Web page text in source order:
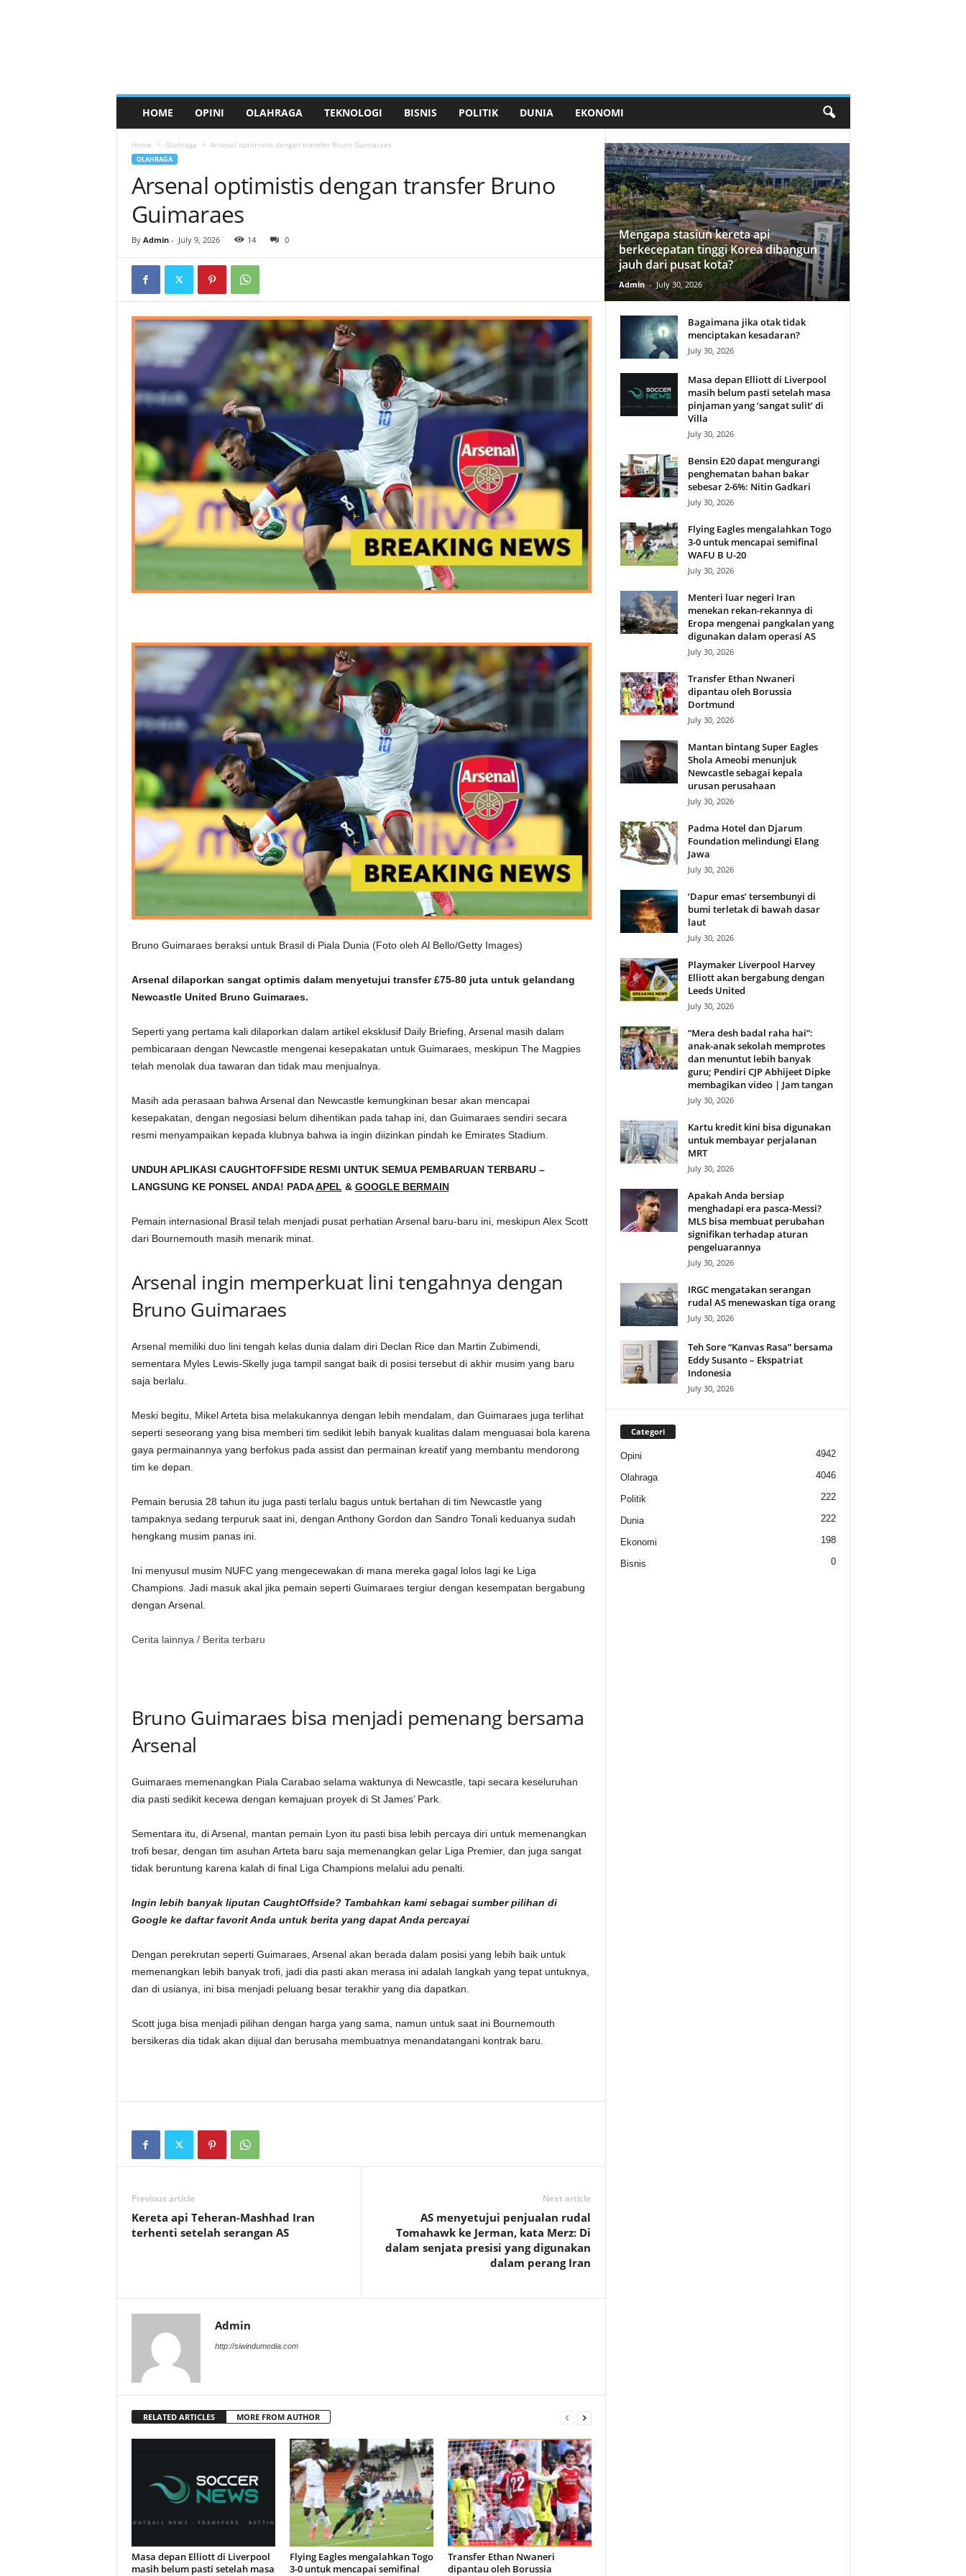
HOME OPINI OLAHRAGA TEKNOLOGI BISNIS POLITIK DUNIA EKONOMI
Home Olahraga Arsenal optimistis dengan transfer Bruno Guimaraes
OLAHRAGA
Arsenal optimistis dengan transfer Bruno
Guimaraes
By Admin- July 9, 2026 14 0
Bruno Guimaraes beraksi untuk Brasil di Piala Dunia (Foto oleh Al Bello/Getty Images)
Arsenal dilaporkan sangat optimis dalam menyetujui transfer £75-80 juta untuk gelandang
Newcastle United Bruno Guimaraes.
Seperti yang pertama kali dilaporkan dalam artikel eksklusif Daily Briefing, Arsenal masih dalam
pembicaraan dengan Newcastle mengenai kesepakatan untuk Guimaraes, meskipun The Magpies
telah menolak dua tawaran dan tidak mau menjualnya.
Masih ada perasaan bahwa Arsenal dan Newcastle kemungkinan besar akan mencapai
kesepakatan, dengan negosiasi belum dihentikan pada tahap ini, dan Guimaraes sendiri secara
resmi menyampaikan kepada klubnya bahwa ia ingin diizinkan pindah ke Emirates Stadium.
UNDUH APLIKASI CAUGHTOFFSIDE RESMI UNTUK SEMUA PEMBARUAN TERBARU –
LANGSUNG KE PONSEL ANDA! PADAAPEL& GOOGLE BERMAIN
Pemain internasional Brasil telah menjadi pusat perhatian Arsenal baru-baru ini, meskipun Alex Scott
dari Bournemouth masih menarik minat.
Arsenal ingin memperkuat lini tengahnya dengan
Bruno Guimaraes
Arsenal memiliki duo lini tengah kelas dunia dalam diri Declan Rice dan Martin Zubimendi,
sementara Myles Lewis-Skelly juga tampil sangat baik di posisi tersebut di akhir musim yang baru
saja berlalu.
Meski begitu, Mikel Arteta bisa melakukannya dengan lebih mendalam, dan Guimaraes juga terlihat
seperti seseorang yang bisa memberi tim sedikit lebih banyak kualitas dalam menguasai bola karena
gaya permainannya yang berfokus pada assist dan permainan kreatif yang membantu mendorong
tim ke depan.
Pemain berusia 28 tahun itu juga pasti terlalu bagus untuk bertahan di tim Newcastle yang
tampaknya sedang terpuruk saat ini, dengan Anthony Gordon dan Sandro Tonali keduanya sudah
hengkang musim panas ini.
Ini menyusul musim NUFC yang mengecewakan di mana mereka gagal lolos lagi ke Liga
Champions. Jadi masuk akal jika pemain seperti Guimaraes tergiur dengan kesempatan bergabung
dengan Arsenal.
Cerita lainnya / Berita terbaru
Bruno Guimaraes bisa menjadi pemenang bersama
Arsenal
Guimaraes memenangkan Piala Carabao selama waktunya di Newcastle, tapi secara keseluruhan
dia pasti sedikit kecewa dengan kemajuan proyek di St James’ Park.
Sementara itu, di Arsenal, mantan pemain Lyon itu pasti bisa lebih percaya diri untuk memenangkan
trofi besar, dengan tim asuhan Arteta baru saja memenangkan gelar Liga Premier, dan juga sangat
tidak beruntung karena kalah di final Liga Champions melalui adu penalti.
Ingin lebih banyak liputan CaughtOffside? Tambahkan kami sebagai sumber pilihan di
Googleke daftar favorit Anda untuk berita yang dapat Anda percayai
Dengan perekrutan seperti Guimaraes, Arsenal akan berada dalam posisi yang lebih baik untuk
memenangkan lebih banyak trofi, jadi dia pasti akan merasa ini adalah langkah yang tepat untuknya,
dan di usianya, ini bisa menjadi peluang besar terakhir yang dia dapatkan.
Scott juga bisa menjadi pilihan dengan harga yang sama, namun untuk saat ini Bournemouth
bersikeras dia tidak akan dijual dan berusaha membuatnya menandatangani kontrak baru.
Previous article
Kereta api Teheran-Mashhad Iran
terhenti setelah serangan AS
Next article
AS menyetujui penjualan rudal
Tomahawk ke Jerman, kata Merz: Di
dalam senjata presisi yang digunakan
dalam perang Iran
Admin
http://siwindumedia.com
RELATED ARTICLES MORE FROM AUTHOR
Masa depan Elliott di Liverpool
masih belum pasti setelah masa
Flying Eagles mengalahkan Togo
3-0 untuk mencapai semifinal
Transfer Ethan Nwaneri
dipantau oleh Borussia
Mengapa stasiun kereta api
berkecepatan tinggi Korea dibangun
jauh dari pusat kota?
Admin - July 30, 2026
Bagaimana jika otak tidak
menciptakan kesadaran?
July 30, 2026
Masa depan Elliott di Liverpool
masih belum pasti setelah masa
pinjaman yang ‘sangat sulit’ di
Villa
July 30, 2026
Bensin E20 dapat mengurangi
penghematan bahan bakar
sebesar 2-6%: Nitin Gadkari
July 30, 2026
Flying Eagles mengalahkan Togo
3-0 untuk mencapai semifinal
WAFU B U-20
July 30, 2026
Menteri luar negeri Iran
menekan rekan-rekannya di
Eropa mengenai pangkalan yang
digunakan dalam operasi AS
July 30, 2026
Transfer Ethan Nwaneri
dipantau oleh Borussia
Dortmund
July 30, 2026
Mantan bintang Super Eagles
Shola Ameobi menunjuk
Newcastle sebagai kepala
urusan perusahaan
July 30, 2026
Padma Hotel dan Djarum
Foundation melindungi Elang
Jawa
July 30, 2026
‘Dapur emas’ tersembunyi di
bumi terletak di bawah dasar
laut
July 30, 2026
Playmaker Liverpool Harvey
Elliott akan bergabung dengan
Leeds United
July 30, 2026
“Mera desh badal raha hai”:
anak-anak sekolah memprotes
dan menuntut lebih banyak
guru; Pendiri CJP Abhijeet Dipke
membagikan video | Jam tangan
July 30, 2026
Kartu kredit kini bisa digunakan
untuk membayar perjalanan
MRT
July 30, 2026
Apakah Anda bersiap
menghadapi era pasca-Messi?
MLS bisa membuat perubahan
signifikan terhadap aturan
pengeluarannya
July 30, 2026
IRGC mengatakan serangan
rudal AS menewaskan tiga orang
July 30, 2026
Teh Sore “Kanvas Rasa” bersama
Eddy Susanto – Ekspatriat
Indonesia
July 30, 2026
Categori
Opini 4942
Olahraga 4046
Politik 222
Dunia 222
Ekonomi 198
Bisnis 0